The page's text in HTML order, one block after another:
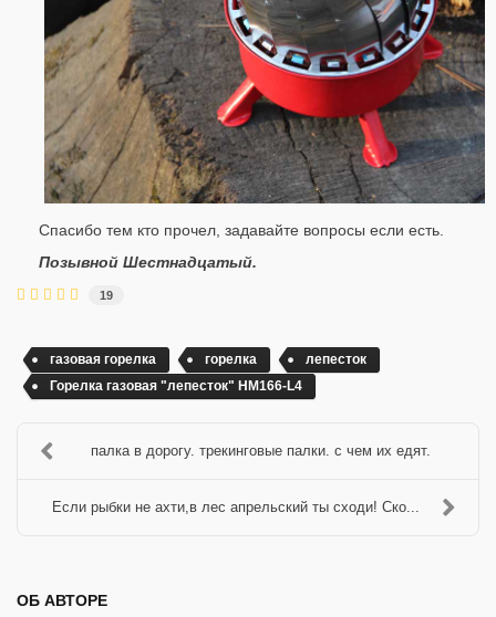
Спасибо тем кто прочел, задавайте вопросы если есть.
Позывной Шестнадцатый.
19
газовая горелка горелка
лепесток
Горелка газовая "лепесток" HM166-L4
палка в дорогу. трекинговые палки. с чем их едят.
Если рыбки не ахти,в лес апрельский ты сходи! Ско...
ОБ АВТОРЕ